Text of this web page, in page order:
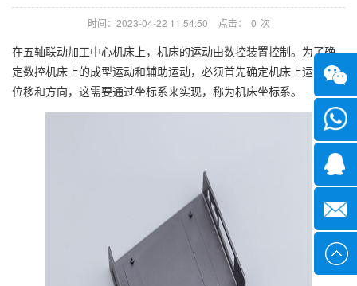
时间：2023-04-22 11:54:50 点击： 0 次
在五轴联动加工中心机床上，机床的运动由数控装置控制。为了确
定数控机床上的成型运动和辅助运动，必须首先确定机床上运动的
位移和方向，这需要通过坐标系来实现，称为机床坐标系。
微信